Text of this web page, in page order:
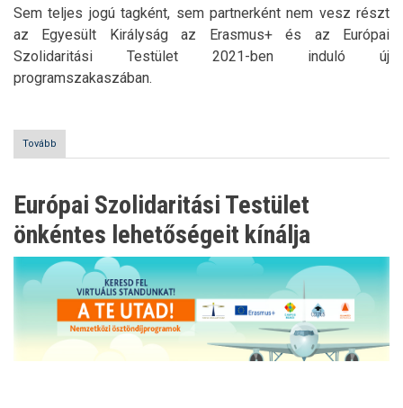
Sem teljes jogú tagként, sem partnerként nem vesz részt
az Egyesült Királyság az Erasmus+ és az Európai
Szolidaritási Testület 2021-ben induló új
programszakaszában.
Tovább
vesz
Egyesült
Királyság
az
és
Európai
Szolidaritási
Testület
új
Európai Szolidaritási Testület
önkéntes lehetőségeit kínálja